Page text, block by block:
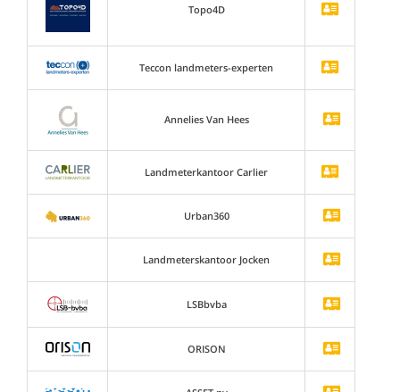
Topo4D
Teccon landmeters-experten
Annelies Van Hees
Landmeterkantoor Carlier
Urban360
Landmeterskantoor Jocken
LSBbvba
ORISON